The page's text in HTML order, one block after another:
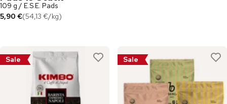
109 g / E.S.E. Pads
5,90 €(54,13 €/kg)
Sale Sale